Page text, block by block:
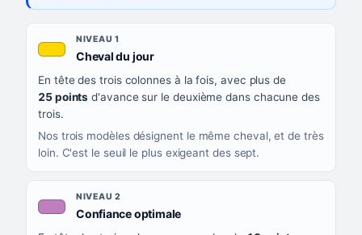
QUAND LA LIGNE PREND CETTE COULEUR
CE QUE CELA VOUS DIT
NIVEAU 1
Cheval du jour, couleur jaune or
En tête des trois colonnes à la fois, avec plus de
25 points d'avance sur le deuxième dans chacune des
trois.
Nos trois modèles désignent le même cheval, et de très
loin. C'est le seuil le plus exigeant des sept.
NIVEAU 2
Confiance optimale, couleur mauve